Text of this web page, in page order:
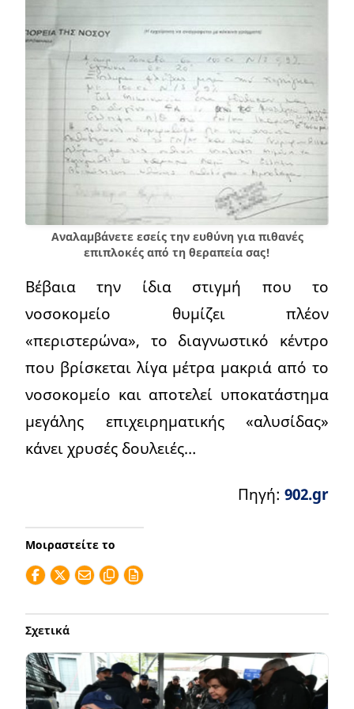
Αναλαμβάνετε εσείς την ευθύνη για πιθανές
επιπλοκές από τη θεραπεία σας!
Βέβαια την ίδια στιγμή που το
νοσοκομείο θυμίζει πλέον
«περιστερώνα», το διαγνωστικό κέντρο
που βρίσκεται λίγα μέτρα μακριά από το
νοσοκομείο και αποτελεί υποκατάστημα
μεγάλης επιχειρηματικής «αλυσίδας»
κάνει χρυσές δουλειές…
Πηγή: 902.gr
Μοιραστείτε το
Σχετικά